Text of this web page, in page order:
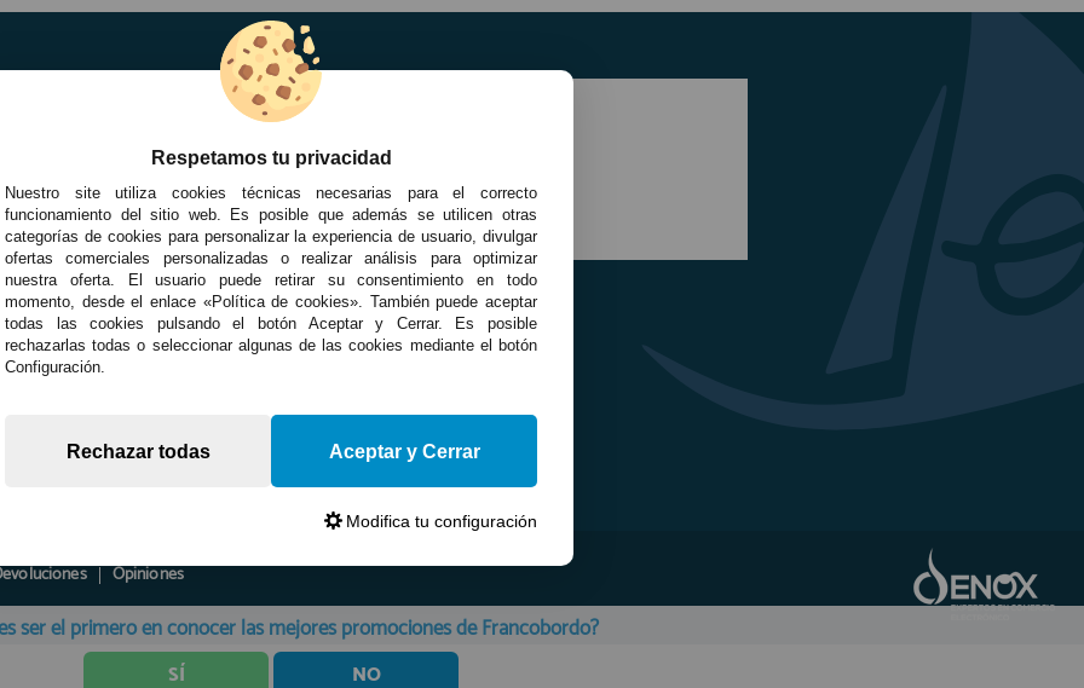
Opiniones
Respetamos tu privacidad
Nuestro site utiliza cookies técnicas necesarias para el correcto
funcionamiento del sitio web. Es posible que además se utilicen otras
categorías de cookies para personalizar la experiencia de usuario, divulgar
ofertas comerciales personalizadas o realizar análisis para optimizar
nuestra oferta. El usuario puede retirar su consentimiento en todo
momento, desde el enlace «Política de cookies». También puede aceptar
todas las cookies pulsando el botón Aceptar y Cerrar. Es posible
rechazarlas todas o seleccionar algunas de las cookies mediante el botón
Configuración.
Rechazar todas Aceptar y Cerrar
Modifica tu configuración
ser el primero en conocer las mejores promociones de Francobordo?
SÍ NO